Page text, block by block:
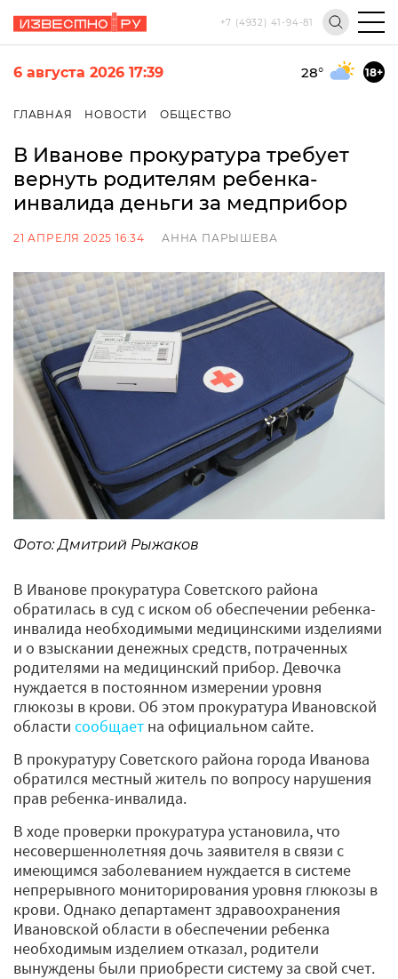
+7 (4932) 41-94-81
6 августа 2026 17:39 28° 18+
ГЛАВНАЯ НОВОСТИ ОБЩЕСТВО
В Иванове прокуратура требует
вернуть родителям ребенка-
инвалида деньги за медприбор
21 АПРЕЛЯ 2025 16:34 АННА ПАРЫШЕВА
Фото: Дмитрий Рыжаков
В Иванове прокуратура Советского района
обратилась в суд с иском об обеспечении ребенка-
инвалида необходимыми медицинскими изделиями
и о взыскании денежных средств, потраченных
родителями на медицинский прибор. Девочка
нуждается в постоянном измерении уровня
глюкозы в крови. Об этом прокуратура Ивановской
области сообщает на официальном сайте.
В прокуратуру Советского района города Иванова
обратился местный житель по вопросу нарушения
прав ребенка-инвалида.
В ходе проверки прокуратура установила, что
несовершеннолетняя дочь заявителя в связи с
имеющимся заболеванием нуждается в системе
непрерывного мониторирования уровня глюкозы в
крови. Однако департамент здравоохранения
Ивановской области в обеспечении ребенка
необходимым изделием отказал, родители
вынуждены были приобрести систему за свой счет.